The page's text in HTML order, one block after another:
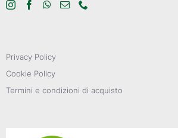
Privacy Policy
Cookie Policy
Termini e condizioni di acquisto